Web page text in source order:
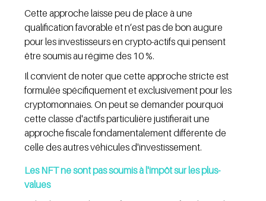
Cette approche laisse peu de place à une
qualification favorable et n’est pas de bon augure
pour les investisseurs en crypto-actifs qui pensent
être soumis au régime des 10 %.
Il convient de noter que cette approche stricte est
formulée spécifiquement et exclusivement pour les
cryptomonnaies. On peut se demander pourquoi
cette classe d'actifs particulière justifierait une
approche fiscale fondamentalement différente de
celle des autres véhicules d'investissement.
Les NFT ne sont pas soumis à l'impôt sur les plus-
values